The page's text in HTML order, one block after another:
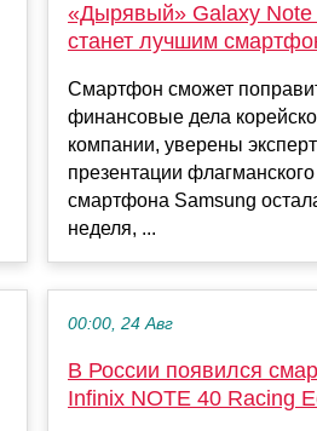
«Дырявый» Galaxy Note
станет лучшим
Смартфон сможет
финансовые дела
компании, уверены
презентации флагманского
смартфона Samsung
неделя, ...
00:00, 24 Авг
В России появился
Infinix NOTE 40 Racing